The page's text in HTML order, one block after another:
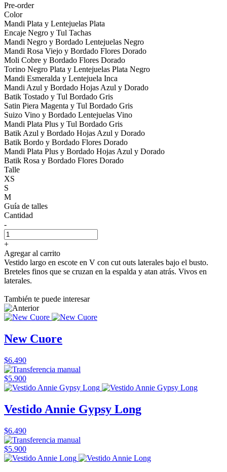
Pre-order
Color
Mandi Plata y Lentejuelas Plata
Encaje Negro y Tul Tachas
Mandi Negro y Bordado Lentejuelas Negro
Mandi Rosa Viejo y Bordado Flores Dorado
Moli Cobre y Bordado Flores Dorado
Torino Negro Plata y Lentejuelas Plata Negro
Mandi Esmeralda y Lentejuela Inca
Mandi Azul y Bordado Hojas Azul y Dorado
Batik Tostado y Tul Bordado Gris
Satin Piera Magenta y Tul Bordado Gris
Suizo Vino y Bordado Lentejuelas Vino
Mandi Plata Plus y Tul Bordado Gris
Batik Azul y Bordado Hojas Azul y Dorado
Batik Bordo y Bordado Flores Dorado
Mandi Plata Plus y Bordado Hojas Azul y Dorado
Batik Rosa y Bordado Flores Dorado
Talle
XS
S
M
Guía de talles
Cantidad
-
+
Agregar al carrito
Vestido largo en escote en V con cut outs laterales bajo el busto.
Breteles finos que se cruzan en la espalda y atan atrás. Vivos en
laterales.
También te puede interesar
New Cuore
$6.490
$5.900
Vestido Annie Gypsy Long
$6.490
$5.900